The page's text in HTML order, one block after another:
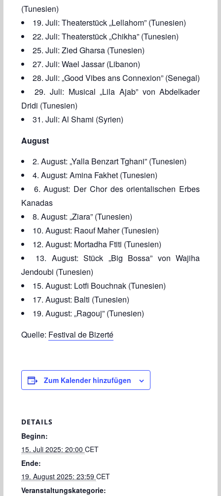
(Tunesien)
19. Juli: Theaterstück „Lellahom” (Tunesien)
22. Juli: Theaterstück „Chikha” (Tunesien)
25. Juli: Zied Gharsa (Tunesien)
27. Juli: Wael Jassar (Libanon)
28. Juli: „Good Vibes ans Connexion” (Senegal)
29. Juli: Musical „Lila Ajab” von Abdelkader
Dridi (Tunesien)
31. Juli: Al Shami (Syrien)
August
2. August: „Yalla Benzart Tghani” (Tunesien)
4. August: Amina Fakhet (Tunesien)
6. August: Der Chor des orientalischen Erbes
Kanadas
8. August: „Ziara” (Tunesien)
10. August: Raouf Maher (Tunesien)
12. August: Mortadha Ftiti (Tunesien)
13. August: Stück „Big Bossa” von Wajiha
Jendoubi (Tunesien)
15. August: Lotfi Bouchnak (Tunesien)
17. August: Balti (Tunesien)
19. August: „Ragouj” (Tunesien)
Quelle: Festival de Bizerté
Zum Kalender hinzufügen
DETAILS
Beginn:
15. Juli 2025: 20:00 CET
Ende:
19. August 2025: 23:59 CET
Veranstaltungskategorie: